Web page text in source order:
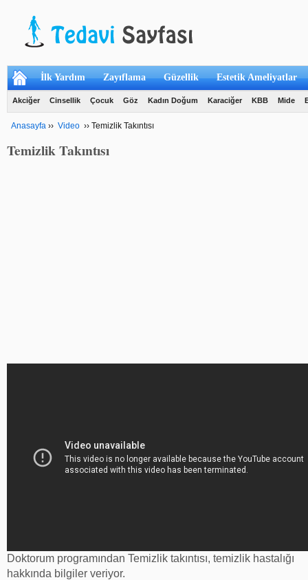
İlk Yardım Zayıflama Güzellik Estetik Ameliyatlar
Akciğer Cinsellik Çocuk Göz Kadın Doğum Karaciğer KBB Mide
Anasayfa ›› Video ›› Temizlik Takıntısı
Temizlik Takıntısı
Doktorum programından Temizlik takıntısı, temizlik hastalığı
hakkında bilgiler veriyor.